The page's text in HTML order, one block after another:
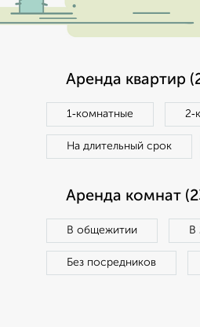
Аренда квартир
1‑комнатные
На длительный срок
Аренда комнат
В общежитии В
Без посредников